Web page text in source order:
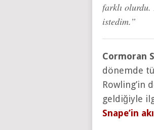
farklı
istedim.”
Cormoran
dönemde
Rowling’in
geldiğiyle
Snape’in